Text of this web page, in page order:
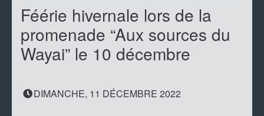
Féérie hivernale lors de la
promenade “Aux sources du
Wayai” le 10 décembre
DIMANCHE, 11 DÉCEMBRE 2022